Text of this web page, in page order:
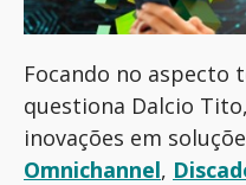
Focando no aspecto
questiona Dalcio
inovações em
Omnichannel,